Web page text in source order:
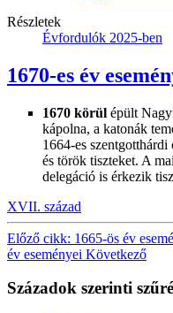
Részletek
Évfordulók 2025-ben
1670-es év
1670 körül épült
kápolna, a katonák
1664-es szentgotthárdi
és török tiszteket. A
delegáció is érkezik
XVII. század
Előző cikk: 1665-ös év
év eseményei Következő
Századok szerinti